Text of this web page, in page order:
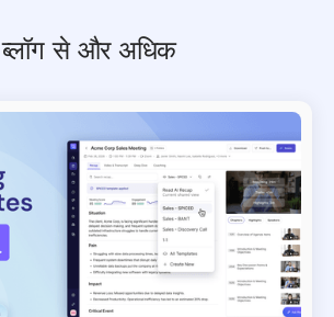
ब्लॉग से और अधिक